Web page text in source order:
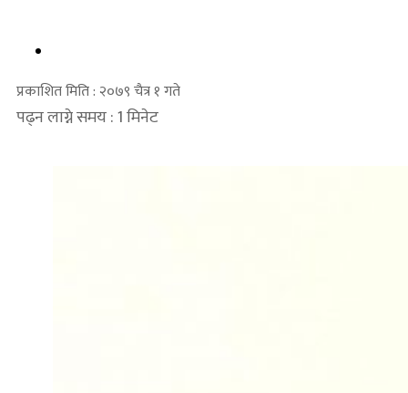
प्रकाशित मिति : २०७९ चैत्र १ गते
पढ्न लाग्ने समय : 1 मिनेट